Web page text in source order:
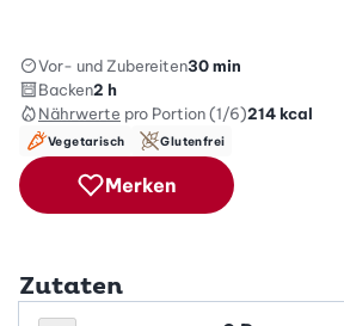
Vor- und Zubereiten30 min
Backen2 h
Nährwerte pro Portion (1/6)214kcal
Vegetarisch Glutenfrei
Merken
Zutaten